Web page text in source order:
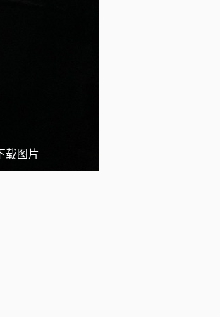
载图片